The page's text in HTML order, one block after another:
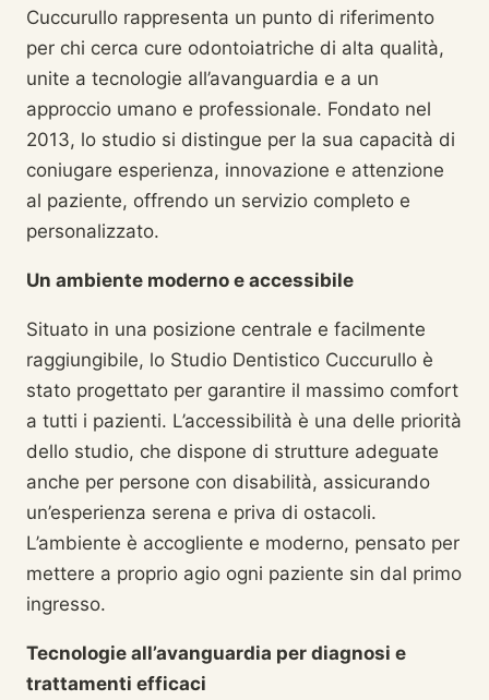
Cuccurullo rappresenta un punto di riferimento
per chi cerca cure odontoiatriche di alta qualità,
unite a tecnologie all’avanguardia e a un
approccio umano e professionale. Fondato nel
2013, lo studio si distingue per la sua capacità di
coniugare esperienza, innovazione e attenzione
al paziente, offrendo un servizio completo e
personalizzato.
Un ambiente moderno e accessibile
Situato in una posizione centrale e facilmente
raggiungibile, lo Studio Dentistico Cuccurullo è
stato progettato per garantire il massimo comfort
a tutti i pazienti. L’accessibilità è una delle priorità
dello studio, che dispone di strutture adeguate
anche per persone con disabilità, assicurando
un’esperienza serena e priva di ostacoli.
L’ambiente è accogliente e moderno, pensato per
mettere a proprio agio ogni paziente sin dal primo
ingresso.
Tecnologie all’avanguardia per diagnosi e
trattamenti efficaci